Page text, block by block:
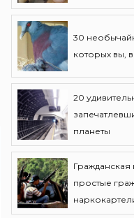
30
которых вы,
20
планеты
Гражданская
простые